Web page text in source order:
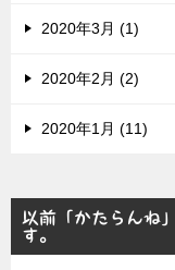
2020年3月 (1)
2020年2月 (2)
2020年1月 (11)
以前「かたらんね
す。